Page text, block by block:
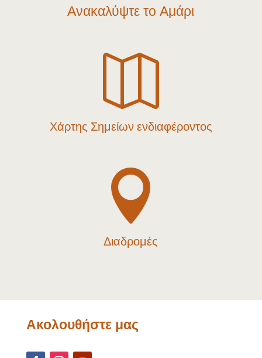
Ανακαλύψτε το Αμάρι

Χάρτης Σημείων ενδιαφέροντος

Διαδρομές
Ακολουθήστε μας